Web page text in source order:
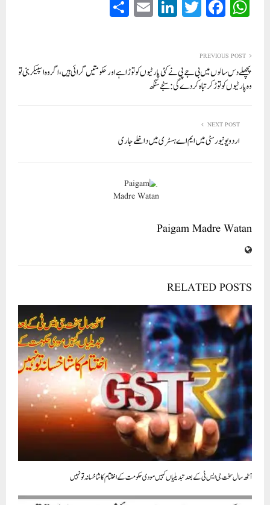
W
ha
A
pp
Fa
ce
ok
T
wi
r
Li
nk
In
E
m
PREVIOUS POST
پچھلے دس سالوں میں بی جے پی نے کئی پارٹیوں کو توڑا ہے اور حکومتیں گرائی ہیں، اگر وہ اسپیکر بنی تو
وہ پارٹیوں کو توڑ کر تباہ کر دے گی: سنجے سنگھ
NEXT POST
اردو یونیورسٹی میں ایم اے ہسٹری میں داخلے جاری
Paigam Madre Watan
RELATED POSTS
آٹھ سال سخت جی ایس ٹی کے بعد تبدیلیاں کہیں مودی حکومت کے اختتام کا شاخسانہ تو نہیں